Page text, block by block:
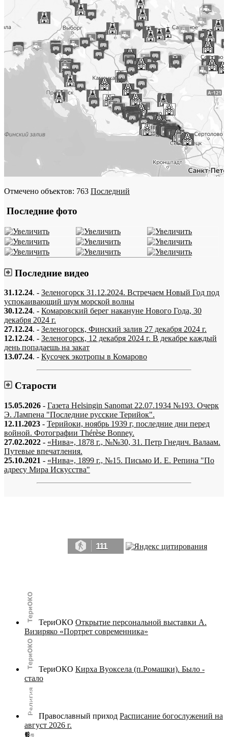
Отмечено объектов: 763 Последний
Последние фото
Последние видео
31.12.24. - Зеленогорск 31.12.2024. Встречаем Новый Год под
успокаивающий шум морской волны
30.12.24. - Комаровский берег накануне Нового Года, 30
декабря 2024 г.
27.12.24. - Зеленогорск, Финский залив 27 декабря 2024 г.
12.12.24. - Зеленогорск, 12 декабря 2024 г. В декабре каждый
день попадаешь на закат
13.07.24. - Кусочек экотропы в Комарово
Старости
15.05.2026 - Газета Helsingin Sanomat 22.07.1934 №193. Очерк
Э. Лампена "Последние русские Терийок".
12.11.2023 - Терийоки, ноябрь 1939 г, последние дни перед
войной. Фотографии Thérèse Bonney.
27.02.2022 - «Нива», 1878 г., №№30, 31. Петр Гнедич. Валаам.
Путевые впечатления.
25.10.2021 - «Нива», 1899 г., №15. Письмо И. Е. Репина "По
адресу Мира Искусства"
111
ТериОКО Открытие персональной выставки А.
Визиряко «Портрет современника»
ТериОКО Кирха Вуоксела (п.Ромашки). Было -
стало
Православный приход Расписание богослужений на
август 2026 г.